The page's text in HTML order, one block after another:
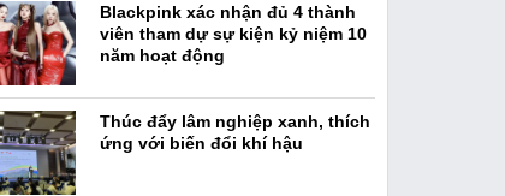
Blackpink xác nhận đủ 4 thành
viên tham dự sự kiện kỷ niệm 10
năm hoạt động
Thúc đẩy lâm nghiệp xanh, thích
ứng với biến đổi khí hậu